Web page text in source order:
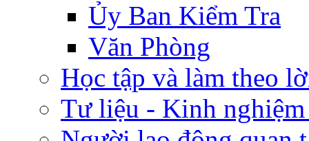
Ủy Ban Kiểm Tra
Văn Phòng
Học tập và làm theo
Tư liệu - Kinh